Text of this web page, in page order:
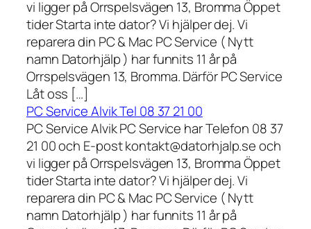
vi ligger på Orrspelsvägen 13, Bromma Öppet
tider Starta inte dator? Vi hjälper dej. Vi
reparera din PC & Mac PC Service ( Nytt
namn Datorhjälp ) har funnits 11 år på
Orrspelsvägen 13, Bromma. Därför PC Service
Låt oss […]
PC Service Alvik Tel 08 37 21 00
PC Service Alvik PC Service har Telefon 08 37
21 00 och E-post kontakt@datorhjalp.se och
vi ligger på Orrspelsvägen 13, Bromma Öppet
tider Starta inte dator? Vi hjälper dej. Vi
reparera din PC & Mac PC Service ( Nytt
namn Datorhjälp ) har funnits 11 år på